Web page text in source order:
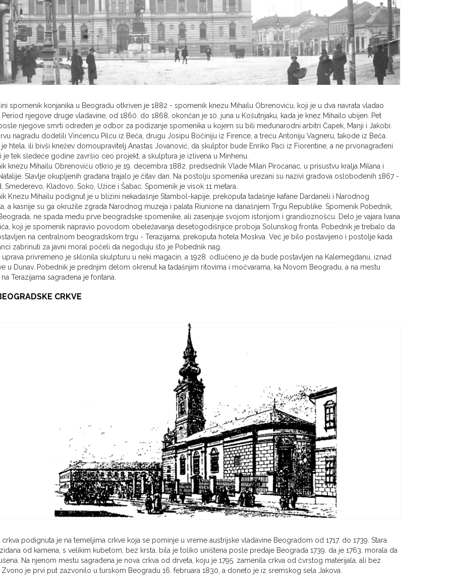
spomenik konjanika u Beogradu otkriven je 1882 - spomenik knezu Mihailu Obrenoviću, koji je u dva navrata vladao
njegove druge vladavine, od 1860. do 1868, okončan je 10. juna u Košutnjaku, kada je knez Mihailo ubijen. Pet
njegove smrti određen je odbor za podizanje spomenika u kojem su bili međunarodni arbitri Čapek, Manji i Jakobi.
nagradu dodelili Vinćencu Pilcu iz Beča, drugu Josipu Bočiniju iz Firence, a treću Antoniju Vagneru, takode iz Beča.
htela, ili bivši knežev domoupravitelj Anastas Jovanović, da skulptor bude Enriko Paci iz Fiorentine, a ne prvonagrađeni
je tek sledeće godine završio ceo projekt, a skulptura je izlivena u Minhenu.
knezu Mihailu Obrenoviću otkrio je 19. decembra 1882. predsednik Vlade Milan Piroćanac, u prisustvu kralja Milana i
Slavlje okupljenih građana trajalo je čitav dan. Na postolju spomenika urezani su nazivi gradova oslobođenih 1867 -
Smederevo, Kladovo, Soko, Užice i Šabac. Spomenik je visok 11 metara.
Knezu Mihailu podignut je u blizini nekadašnje Stambol-kapije, prekoputa tadašnje kafane Dardaneli i Narodnog
a kasnije su ga okružile zgrada Narodnog muzeja i palata Riunione na današnjem Trgu Republike. Spomenik Pobednik,
ne spada među prve beogradske spomenike, ali zasenjuje svojom istorijom i grandioznošću. Delo je vajara Ivana
koji je spomenik napravio povodom obeležavanja desetogodišnjice proboja Solunskog fronta. Pobednik je trebalo da
na centralnom beogradskom trgu - Terazijama, prekoputa hotela Moskva. Već je bilo postavijeno i postolje kada
zabrinuti za javni moral počeli da negoduju što je Pobednik nag.
uprava privremeno je sklonila skulpturu u neki magacin, a 1928. odlučeno je da bude postavljen na Kalemegdanu, iznad
u Dunav. Pobednik je prednjim delom okrenut ka tadašnjim ritovima i močvarama, ka Novom Beogradu, a na mestu
Terazijama sagrađena je fontana.
CRKVE
crkva podignuta je na temeljima crkve koja se pominje u vreme austrijske vladavine Beogradom od 1717. do 1739. Stara
od kamena, s velikim kubetom, bez krsta, bila je toliko uništena posle predaje Beograda 1739. da je 1763. morala da
Na njenom mestu sagrađena je nova crkva od drveta, koju je 1795. zamenila crkva od čvrstog materijala, ali bez
Zvono je prvi put zazvonilo u turskom Beogradu 16. februara 1830, a doneto je iz sremskog sela Jakova.